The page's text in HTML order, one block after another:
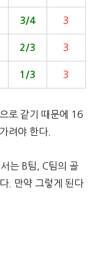
3/4 3
2/3 3
1/3 3
로 같기 때문에 16
려야 한다.
는 B팀, C팀의 골
. 만약 그렇게 된다